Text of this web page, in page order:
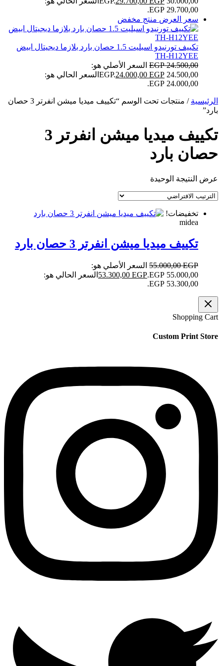
29.700,00 EGP.
سعر العرض منتج مخفض
تكييف تورنيدو اسبليت 1.5 حصان بارد بلازما ديجيتال ابيض
TH-H12YEE
24.500,00
EGP السعر الأصلي هو:
24.500,00 EGP.
24.000,00 EGP
السعر الحالي هو:
24.000,00 EGP.
الرئيسية
/ منتجات تحت الوسم “تكييف ميديا ميشن انفرتر 3 حصان
بارد”
تكييف ميديا ميشن انفرتر 3
حصان بارد
عرض النتيجة الوحيدة
تخفيضات!
midea
تكييف ميديا ميشن انفرتر 3 حصان بارد
55.000,00EGP
السعر الأصلي هو:
55.000,00 EGP.
53.300,00 EGP
السعر الحالي هو:
53.300,00 EGP.
Shopping Cart
Custom Print Store